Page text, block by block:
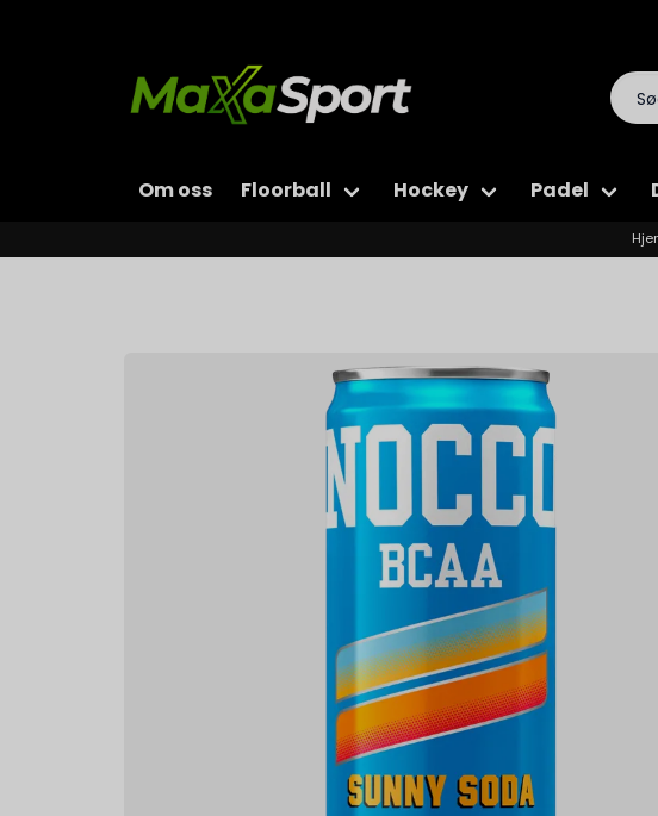
Om oss Floorball Hockey Padel